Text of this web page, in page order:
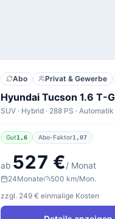
Abo Privat & Gewerbe
Gut1,6 Abo-Faktor1,07
ab 527 €/ Monat
24Monate
500 km/Mon.
zzgl. 249 € einmalige Kosten